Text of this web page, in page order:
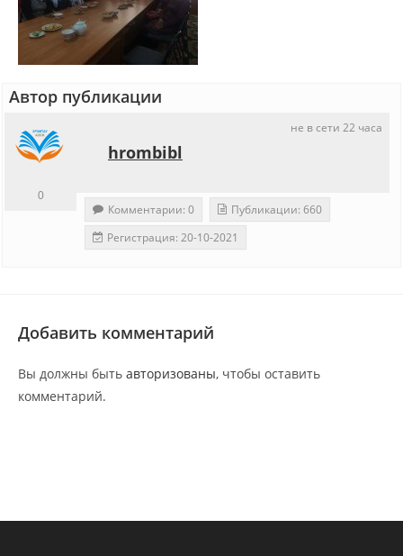
Автор публикации
не в сети 22 часа
hrombibl
0
Комментарии: 0
Публикации: 660
Регистрация: 20-10-2021
Добавить комментарий
Вы должны быть авторизованы, чтобы оставить
комментарий.